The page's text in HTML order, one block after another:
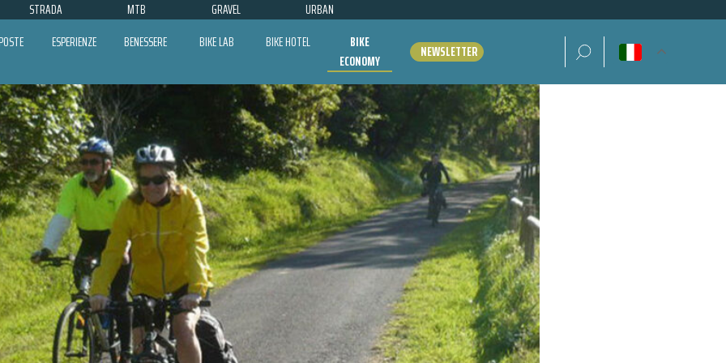
STRADA MTB GRAVEL URBAN
ESPERIENZE BENESSERE BIKE LAB BIKE HOTEL
BIKE
ECONOMY
NEWSLETTER Ricerca per: